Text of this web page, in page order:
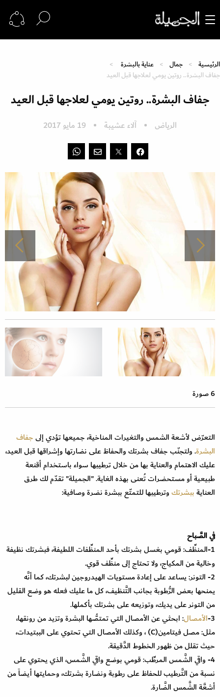
الرئيسية جمال
عناية بالبشرة
جفاف البشرة.. روتين يومي لعلاجها قبل العيد
جفاف البشرة.. روتين يومي لعلاجها قبل العيد
الرياض آلاء عشيبة 19 مايو 2017
6 صورة
التعرّض لأشعة الشمس والتغيرات المناخية، جميعها تؤدي إلىجفاف
البشرة. ولتجنّب جفاف بشرتك والحفاظ على نضارتها وإشراقها قبل العيد،
عليك الاهتمام والعناية بها من خلال ترطيبها سواء باستخدام أقنعة
طبيعية أو مستحضرات تُعنى بهذه الغاية. "الجميلة" تقدّم لك طرق
العنايةببشرتكوترطيبها للتمتّع ببشرة نضرة وصافية:
في الصَّباح
1-المنظِّف: قومي بغسل بشرتك بأحد المنظِّفات اللطيفة، فبشرتك نظيفة
وخالية من المكياج، ولا تحتاج إلى منظِّف قوي.
2- التونر: يساعد على إعادة مستويات الهيدروجين لبشرتك، كما أنَّه
يمنحها بعض الرُّطوبة بجانب التَّنظيف، كل ما عليك فعله هو وضع القليل
من التونر على يديك، وتوزيعه على بشرتك بأكملها.
3- الأمصال: ابحثي عن الأمصال التي تمتصُّها البشرة وتزيد من رونقها،
مثل: مصل فيتامين(C)، وكذلك الأمصال التي تحتوي على الببتيدات،
حيث تقلل من ظهور الخطوط الدَّقيقة.
4- واقي الشَّمس المرطِّب: قومي بوضع واقي الشَّمس، الذي يحتوي على
نسبة من التَّرطيب للحفاظ على رطوبة ونضارة بشرتك، وحمايتها أيضاً من
أشعَّة الشَّمس الضَّارة.